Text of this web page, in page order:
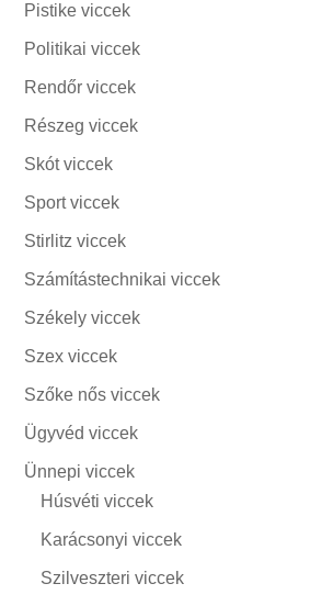
Pistike viccek
Politikai viccek
Rendőr viccek
Részeg viccek
Skót viccek
Sport viccek
Stirlitz viccek
Számítástechnikai viccek
Székely viccek
Szex viccek
Szőke nős viccek
Ügyvéd viccek
Ünnepi viccek
Húsvéti viccek
Karácsonyi viccek
Szilveszteri viccek